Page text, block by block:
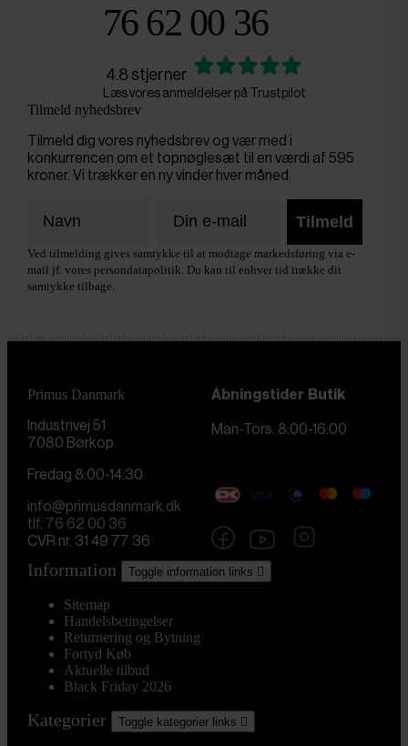
76 62 00 36
4.8 stjerner
Læs vores anmeldelser på Trustpilot
Tilmeld nyhedsbrev
Tilmeld dig vores nyhedsbrev og vær med i
konkurrencen om et topnøglesæt til en værdi af 595
kroner. Vi trækker en ny vinder hver måned.
Tilmeld
Ved tilmelding gives samtykke til at modtage markedsføring via e-
mail jf. vores persondatapolitik. Du kan til enhver tid trække dit
samtykke tilbage.
Primus Danmark
Industrivej 51
7080 Børkop
Åbningstider Butik
Man-Tors. 8:00-16:00
Fredag 8:00-14:30
info@primusdanmark.dk
tlf. 76 62 00 36
CVR nr. 31 49 77 36
Information Toggle information links 
Sitemap
Handelsbetingelser
Returnering og Bytning
Fortyd Køb
Aktuelle tilbud
Black Friday 2026
Kategorier Toggle kategorier links 